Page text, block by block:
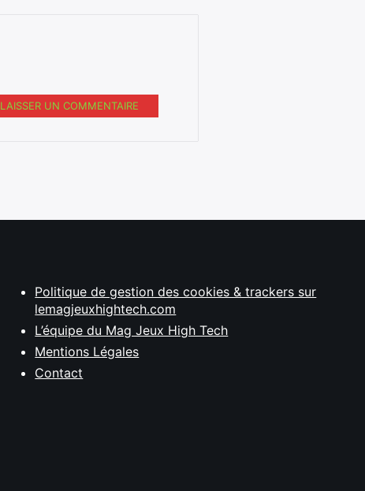
LAISSER UN COMMENTAIRE
Politique de gestion des cookies & trackers sur
lemagjeuxhightech.com
L’équipe du Mag Jeux High Tech
Mentions Légales
Contact